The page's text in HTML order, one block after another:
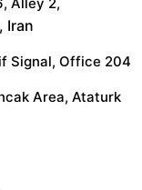
Iran
Signal, Office 204
Area, Ataturk